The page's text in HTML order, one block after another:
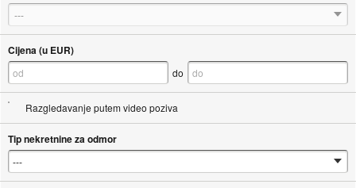
---
Cijena (u EUR)
do
Razgledavanje putem video poziva
Tip nekretnine za odmor